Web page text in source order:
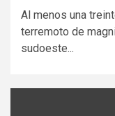
Al menos una
terremoto de
sudoeste...